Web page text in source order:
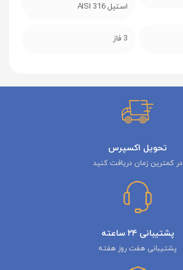
استیل AISI 316
3 فاز
تحویل اکسپرس
در کمترین زمان دریافت کنید
پشتیبانی ۲۴ ساعته
پشتیبانی هفت روز هفته